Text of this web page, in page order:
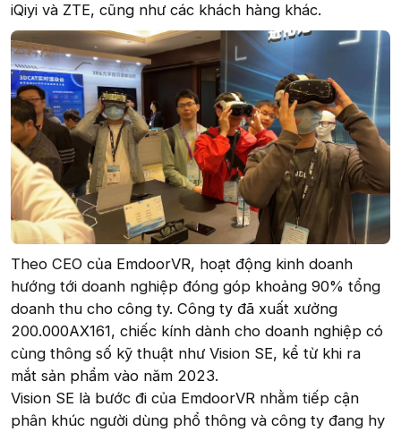
iQiyi và ZTE, cũng như các khách hàng khác.
Theo CEO của EmdoorVR, hoạt động kinh doanh
hướng tới doanh nghiệp đóng góp khoảng 90% tổng
doanh thu cho công ty. Công ty đã xuất xưởng
200.000AX161, chiếc kính dành cho doanh nghiệp có
cùng thông số kỹ thuật như Vision SE, kể từ khi ra
mắt sản phẩm vào năm 2023.
Vision SE là bước đi của EmdoorVR nhằm tiếp cận
phân khúc người dùng phổ thông và công ty đang hy